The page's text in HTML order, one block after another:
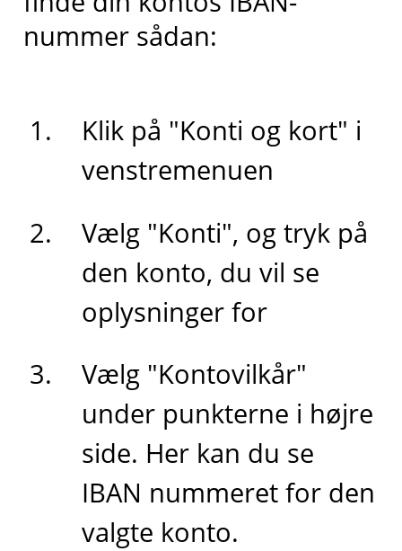
nummer sådan:
Klik på "Konti og kort" i
venstremenuen
Vælg "Konti", og tryk på
den konto, du vil se
oplysninger for
Vælg "Kontovilkår"
under punkterne i højre
side. Her kan du se
IBAN nummeret for den
valgte konto.